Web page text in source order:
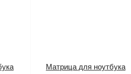
Матрица для ноутбука